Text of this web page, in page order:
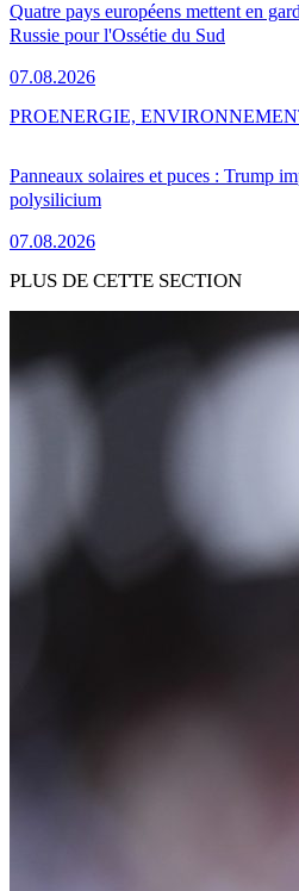
Quatre pays européens mettent en
Russie pour l'Ossétie du Sud
07.08.2026
Panneaux solaires et puces : Trump
polysilicium
07.08.2026
PROENERGIE,
PLUS DE CETTE SECTION